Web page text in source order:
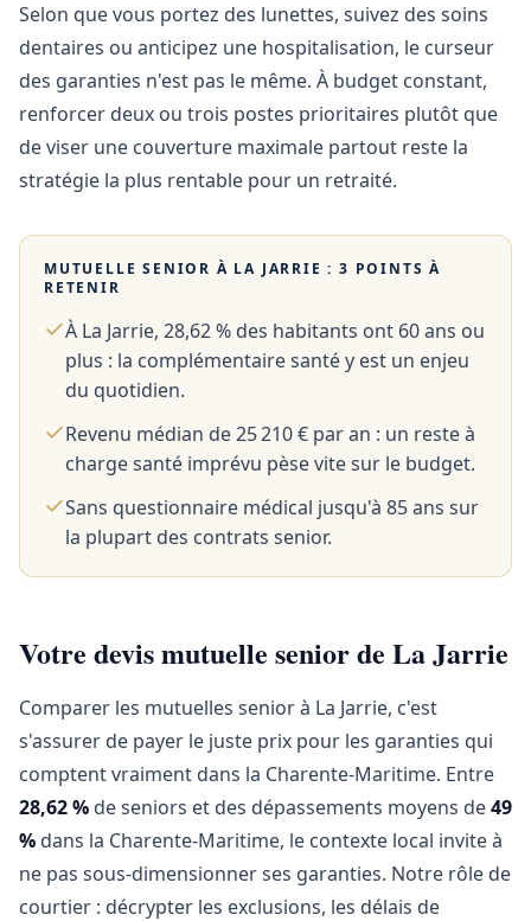
Selon que vous portez des lunettes, suivez des soins
dentaires ou anticipez une hospitalisation, le curseur
des garanties n'est pas le même. À budget constant,
renforcer deux ou trois postes prioritaires plutôt que
de viser une couverture maximale partout reste la
stratégie la plus rentable pour un retraité.
MUTUELLE SENIOR À LA JARRIE : 3 POINTS À
RETENIR
À La Jarrie, 28,62 % des habitants ont 60 ans ou
plus : la complémentaire santé y est un enjeu
du quotidien.
Revenu médian de 25 210 € par an : un reste à
charge santé imprévu pèse vite sur le budget.
Sans questionnaire médical jusqu'à 85 ans sur
la plupart des contrats senior.
Votre devis mutuelle senior de La Jarrie
Comparer les mutuelles senior à La Jarrie, c'est
s'assurer de payer le juste prix pour les garanties qui
comptent vraiment dans la Charente-Maritime. Entre
28,62 % de seniors et des dépassements moyens de49
% dans la Charente-Maritime, le contexte local invite à
ne pas sous-dimensionner ses garanties. Notre rôle de
courtier : décrypter les exclusions, les délais de